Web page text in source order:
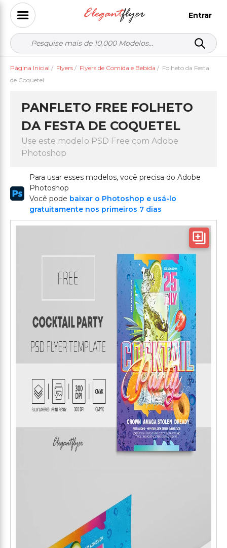
Entrar
Página Inicial / Flyers / Flyers de Comida e Bebida / Folheto da Festa
de Coquetel
PANFLETO FREE FOLHETO
DA FESTA DE COQUETEL
Use este modelo PSD Free com Adobe
Photoshop
Para usar esses modelos, você precisa do Adobe
Photoshop
Você pode baixar o Photoshop e usá-lo
gratuitamente nos primeiros 7 dias